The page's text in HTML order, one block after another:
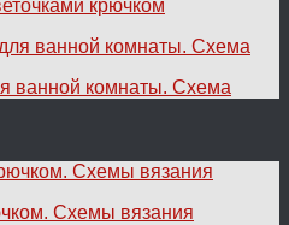
крючком
ванной комнаты. Схема
Схемы вязания